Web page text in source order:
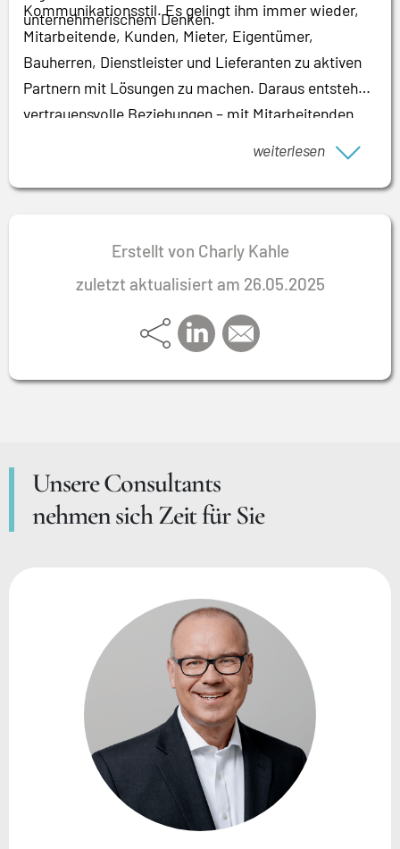
unternehmerischem Denken.
Kommunikationsstil. Es gelingt ihm immer wieder,
Mitarbeitende, Kunden, Mieter, Eigentümer,
Bauherren, Dienstleister und Lieferanten zu aktiven
Partnern mit Lösungen zu machen. Daraus entstehen
vertrauensvolle Beziehungen – mit Mitarbeitenden
weiterlesen
Erstellt von Charly Kahle
zuletzt aktualisiert am 26.05.2025
Unsere Consultants
nehmen sich Zeit für Sie